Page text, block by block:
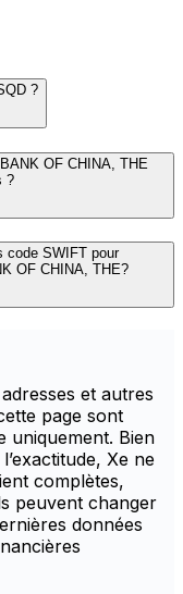
?
OF CHINA, THE
?
code SWIFT pour
OF CHINA, THE?
et autres
page sont
uniquement. Bien
Xe ne
complètes,
peuvent changer
données